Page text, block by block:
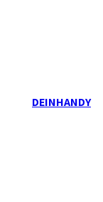
DEINHANDY